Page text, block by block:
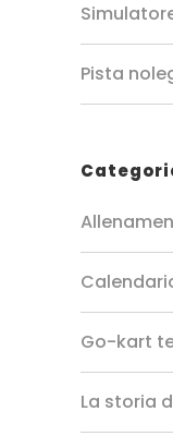
Pista
Go-kart
La storia